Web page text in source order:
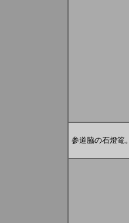
参道脇の石燈篭。